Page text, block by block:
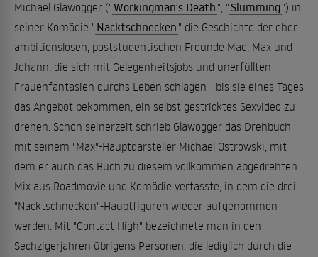
Michael Glawogger ("Workingman's Death ", " Slumming") in
seiner Komödie " Nacktschnecken " die Geschichte der eher
ambitionslosen, poststudentischen Freunde Mao, Max und
Johann, die sich mit Gelegenheitsjobs und unerfüllten
Frauenfantasien durchs Leben schlagen - bis sie eines Tages
das Angebot bekommen, ein selbst gestricktes Sexvideo zu
drehen. Schon seinerzeit schrieb Glawogger das Drehbuch
mit seinem "Max"-Hauptdarsteller Michael Ostrowski, mit
dem er auch das Buch zu diesem vollkommen abgedrehten
Mix aus Roadmovie und Komödie verfasste, in dem die drei
"Nacktschnecken"-Hauptfiguren wieder aufgenommen
werden. Mit "Contact High" bezeichnete man in den
Sechzigerjahren übrigens Personen, die lediglich durch die